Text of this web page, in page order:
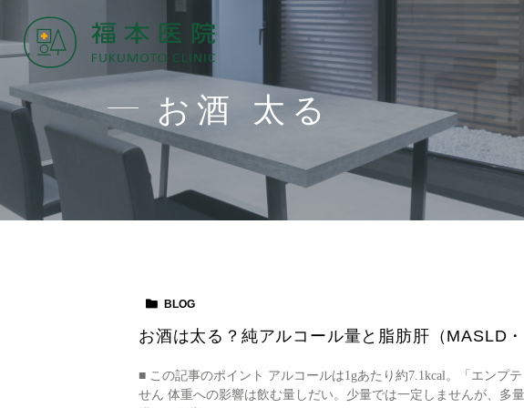
お酒 太る
BLOG
お酒は太る？純アルコール量と脂肪肝（MASLD
■ この記事のポイント アルコールは1gあたり約7.1kcal。「エンプ
せん 体重への影響は飲む量しだい。少量では一定しませんが、多